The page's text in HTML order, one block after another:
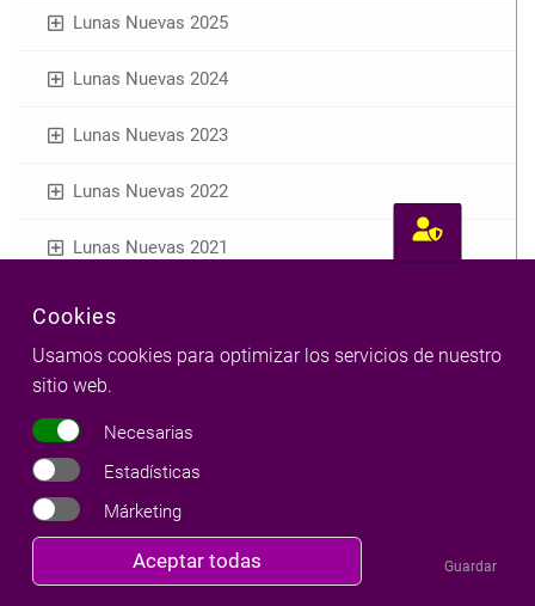
Lunas Nuevas 2025
Lunas Nuevas 2024
Lunas Nuevas 2023
Lunas Nuevas 2022
Lunas Nuevas 2021
Lunas Nuevas 2020
Nueva Luna de Sagitario - Diciembre 2020
Nueva Luna de Libra - Octubre 2020
Nueva Luna de Virgo - Septiembre 2020
Nueva Luna de Leo - Agosto 2020
Cookies
Usamos cookies para optimizar los servicios de nuestro
sitio web.
Necesarias
Estadísticas
Márketing
Aceptar todas Guardar